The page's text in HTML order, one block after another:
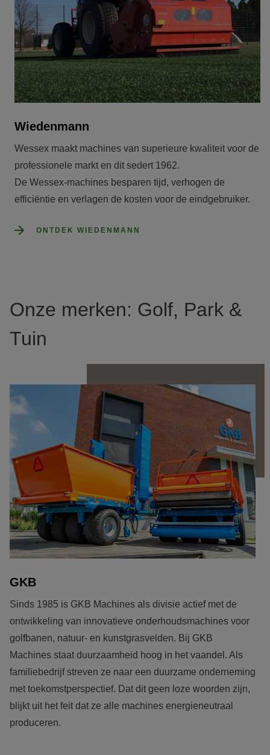
Wiedenmann
Wessex maakt machines van superieure kwaliteit voor de
professionele markt en dit sedert 1962.
De Wessex-machines besparen tijd, verhogen de
efficiëntie en verlagen de kosten voor de eindgebruiker.
ONTDEK WIEDENMANN
Onze merken: Golf, Park &
Tuin
GKB
Sinds 1985 is GKB Machines als divisie actief met de
ontwikkeling van innovatieve onderhoudsmachines voor
golfbanen, natuur- en kunstgrasvelden. Bij GKB
Machines staat duurzaamheid hoog in het vaandel. Als
familiebedrijf streven ze naar een duurzame onderneming
met toekomstperspectief. Dat dit geen loze woorden zijn,
blijkt uit het feit dat ze alle machines energieneutraal
produceren.